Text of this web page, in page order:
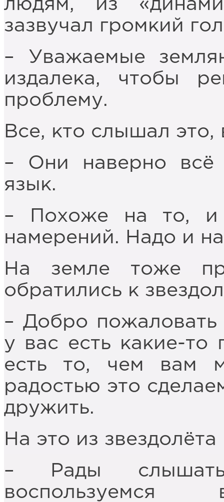
людям, из
зазвучал громкий
– Уважаемые
издалека, чтобы
проблему.
Все, кто слышал это,
– Они наверно всё
язык.
– Похоже на то, и
намерений. Надо и
На земле тоже
обратились к
– Добро
у вас есть какие-
есть то, чем вам
радостью это
дружить.
На это из
– Рады
воспользуемся